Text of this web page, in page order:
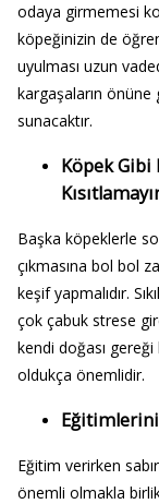
odaya girmemesi
köpeğinizin de
uyulması uzun
kargaşaların
sunacaktır.
Köpek Gibi
Başka köpeklerle
çıkmasına bol bol
keşif yapmalıdır.
çok çabuk strese
kendi doğası
oldukça önemlidir.
Eğitim verirken
önemli olmakla